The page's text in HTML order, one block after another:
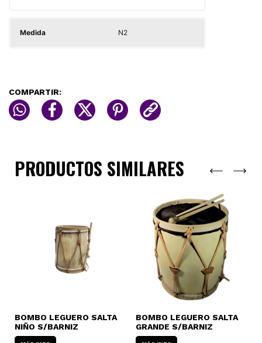
Medida N2
COMPARTIR:
PRODUCTOS SIMILARES
BOMBO LEGUERO SALTA
NIÑO S/BARNIZ
BOMBO LEGUERO SALTA
GRANDE S/BARNIZ